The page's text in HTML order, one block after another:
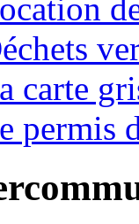
carte
permis